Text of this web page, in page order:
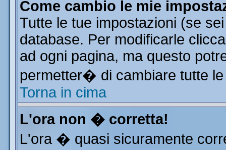
Come cambio le mie
Tutte le tue impostazioni (se
database. Per modificarle
ad ogni pagina, ma questo
permetter� di cambiare tutte
Torna in cima
L'ora non � corretta!
L'ora � quasi sicuramente